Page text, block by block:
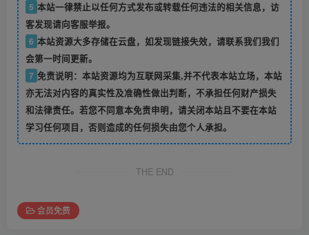
5 本站一律禁止以任何方式发布或转载任何违法的相关信息，访
客发现请向客服举报。
6 本站资源大多存储在云盘，如发现链接失效，请联系我们我们
会第一时间更新。
7 免责说明：本站资源均为互联网采集,并不代表本站立场，本站
亦无法对内容的真实性及准确性做出判断，不承担任何财产损失
和法律责任。若您不同意本免责申明，请关闭本站且不要在本站
学习任何项目，否则造成的任何损失由您个人承担。
THE END
会员免费